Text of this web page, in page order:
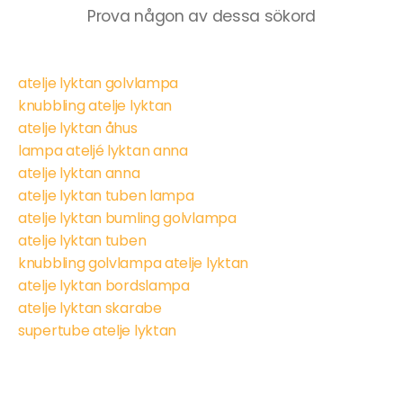
Prova någon av dessa sökord
atelje lyktan golvlampa
knubbling atelje lyktan
atelje lyktan åhus
lampa ateljé lyktan anna
atelje lyktan anna
atelje lyktan tuben lampa
atelje lyktan bumling golvlampa
atelje lyktan tuben
knubbling golvlampa atelje lyktan
atelje lyktan bordslampa
atelje lyktan skarabe
supertube atelje lyktan